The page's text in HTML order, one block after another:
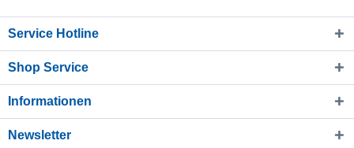
Service Hotline
Shop Service
Informationen
Newsletter